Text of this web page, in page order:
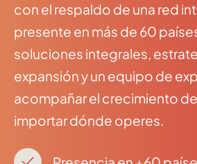
con el respaldo de una red
presente en más de 60
soluciones integrales,
expansión y un equipo de
acompañar el crecimiento
importar dónde operes.